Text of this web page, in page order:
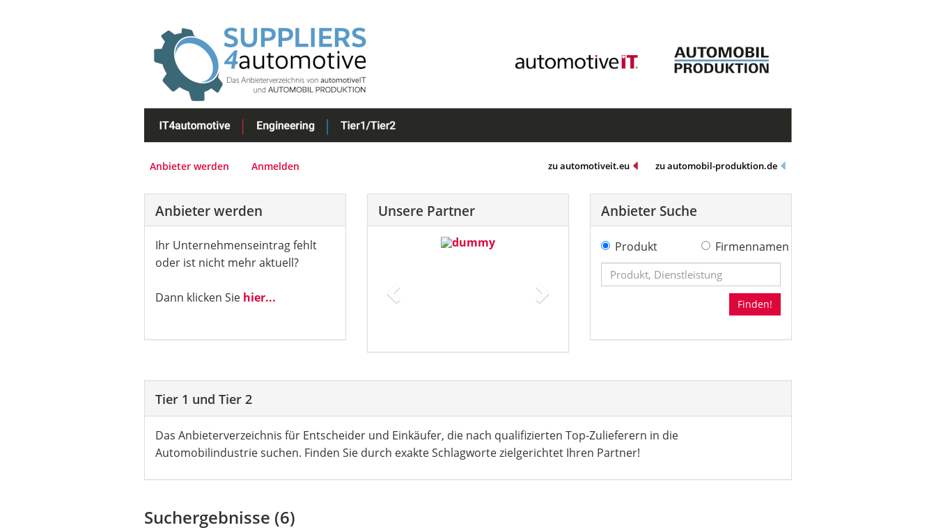
Anbieter werden Anmelden zu automotiveit.eu zu automobil-produktion.de
Anbieter werden
Ihr Unternehmenseintrag fehlt
oder ist nicht mehr aktuell?
Dann klicken Sie hier...
Unsere Partner
Previous
Anbieter Suche
Produkt Firmennamen
Finden!
Tier 1 und Tier 2
Das Anbieterverzeichnis für Entscheider und Einkäufer, die nach qualifizierten Top-Zulieferern in die
Automobilindustrie suchen. Finden Sie durch exakte Schlagworte zielgerichtet Ihren Partner!
Suchergebnisse (6)